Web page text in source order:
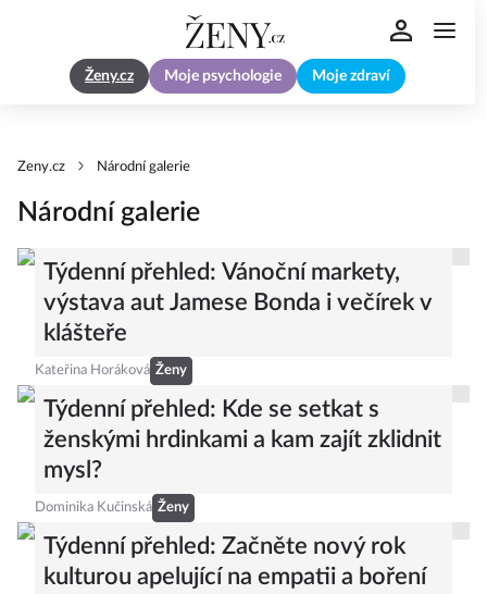
Ženy.cz Moje psychologie Moje zdraví
Zeny.cz Národní galerie
Národní galerie
Týdenní přehled: Vánoční markety,
výstava aut Jamese Bonda i večírek v
klášteře
Kateřina Horáková Ženy
Týdenní přehled: Kde se setkat s
ženskými hrdinkami a kam zajít zklidnit
mysl?
Dominika Kučinská Ženy
Týdenní přehled: Začněte nový rok
kulturou apelující na empatii a boření